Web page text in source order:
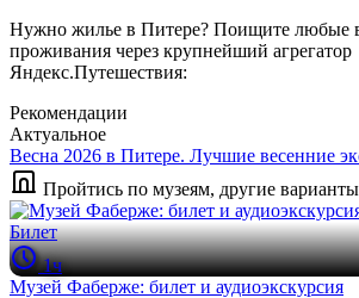
Нужно жилье в Питере? Поищите любые
проживания через крупнейший агрегатор
Яндекс.Путешествия:
Рекомендации
Актуальное
Весна 2026 в Питере. Лучшие весенние
Пройтись по музеям, другие варианты
Билет
1ч
Музей Фаберже: билет и аудиоэкскурсия